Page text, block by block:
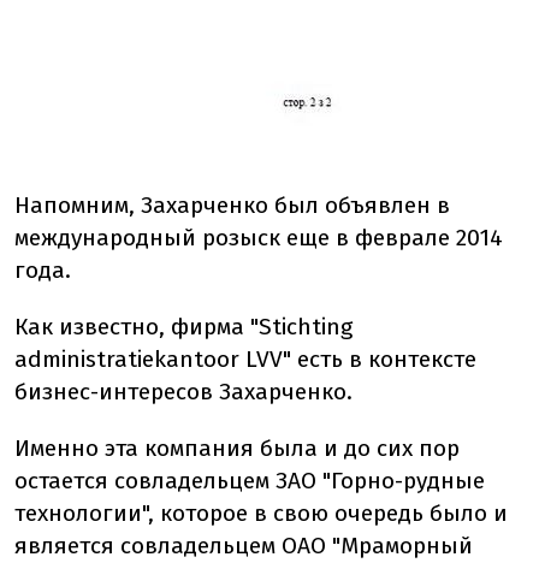
Напомним, Захарченко был объявлен в
международный розыск еще в феврале 2014
года.
Как известно, фирма "Stichting
administratiekantoor LVV" есть в контексте
бизнес-интересов Захарченко.
Именно эта компания была и до сих пор
остается совладельцем ЗАО "Горно-рудные
технологии", которое в свою очередь было и
является совладельцем ОАО "Мраморный